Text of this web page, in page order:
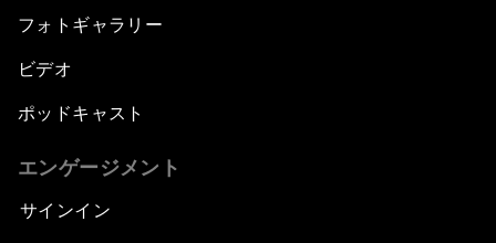
フォトギャラリー
ビデオ
ポッドキャスト
エンゲージメント
サインイン